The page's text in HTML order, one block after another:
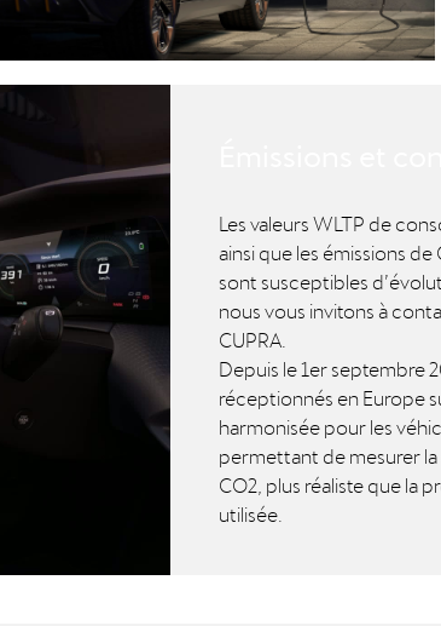
Les valeurs WLTP de
ainsi que les émissions
sont susceptibles
nous vous invitons à
CUPRA.
Depuis le 1er septembre
réceptionnés en Europe
harmonisée pour les
permettant de mesurer
CO2, plus réaliste que la
utilisée.